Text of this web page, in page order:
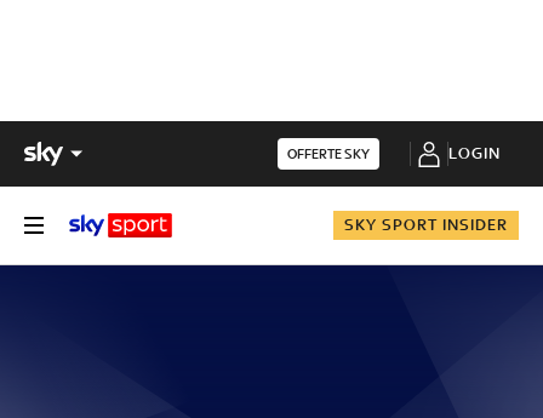
OFFERTE SKY LOGIN
SKY SPORT INSIDER